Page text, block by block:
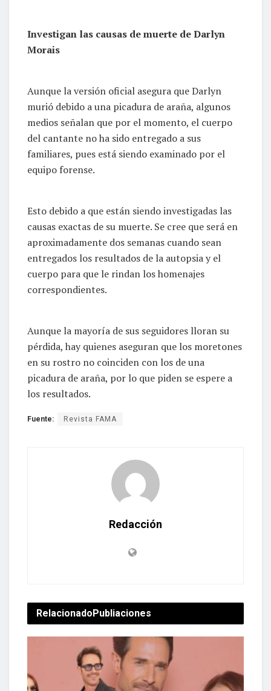
Investigan las causas de muerte de Darlyn
Morais
Aunque la versión oficial asegura que Darlyn
murió debido a una picadura de araña, algunos
medios señalan que por el momento, el cuerpo
del cantante no ha sido entregado a sus
familiares, pues está siendo examinado por el
equipo forense.
Esto debido a que están siendo investigadas las
causas exactas de su muerte. Se cree que será en
aproximadamente dos semanas cuando sean
entregados los resultados de la autopsia y el
cuerpo para que le rindan los homenajes
correspondientes.
Aunque la mayoría de sus seguidores lloran su
pérdida, hay quienes aseguran que los moretones
en su rostro no coinciden con los de una
picadura de araña, por lo que piden se espere a
los resultados.
Fuente: Revista FAMA
Redacción
RelacionadoPubliaciones